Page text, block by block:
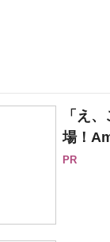
「え
場！
PR